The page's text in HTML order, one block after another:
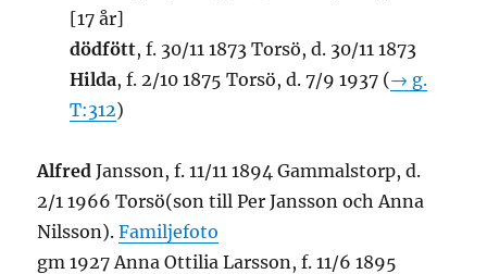
[17 år]
dödfött, f. 30/11 1873 Torsö, d. 30/11 1873
Hilda, f. 2/10 1875 Torsö, d. 7/9 1937 (→ g.
T:312)
Alfred Jansson, f. 11/11 1894 Gammalstorp, d.
2/1 1966 Torsö(son till Per Jansson och Anna
Nilsson).Familjefoto
gm 1927 Anna Ottilia Larsson, f. 11/6 1895